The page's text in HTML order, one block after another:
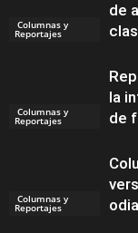
Columnas y
Reportajes
de
Columnas y
Reportajes
la
de
Columnas y
Reportajes